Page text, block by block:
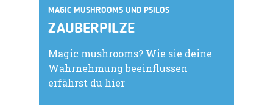
MAGIC MUSHROOMS UND PSILOS
ZAUBERPILZE
Magic mushrooms? Wie sie deine
Wahrnehmung beeinflussen
erfährst du hier